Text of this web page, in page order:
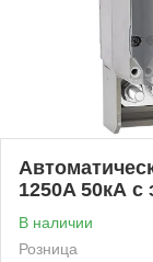
1250A 50кА с
В наличии
Розница